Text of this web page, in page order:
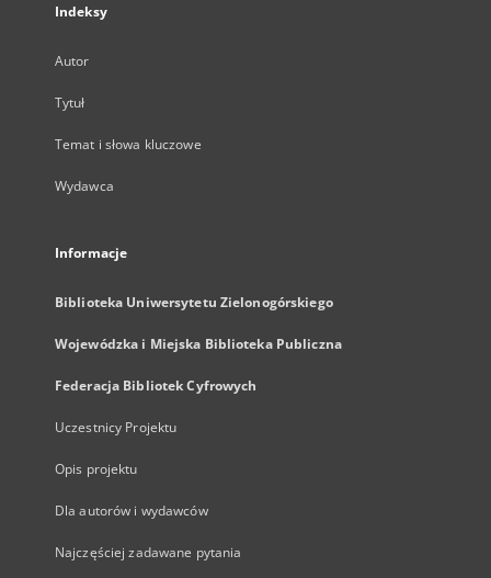
Indeksy
Autor
Tytuł
Temat i słowa kluczowe
Wydawca
Informacje
Biblioteka Uniwersytetu Zielonogórskiego
Wojewódzka i Miejska Biblioteka Publiczna
Federacja Bibliotek Cyfrowych
Uczestnicy Projektu
Opis projektu
Dla autorów i wydawców
Najczęściej zadawane pytania